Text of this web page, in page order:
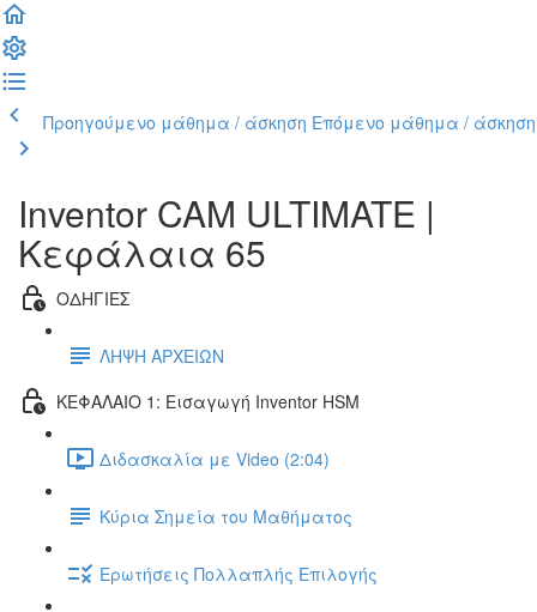
Προηγούμενο μάθημα / άσκηση Επόμενο μάθημα / άσκηση
Inventor CAM ULTIMATE |
Κεφάλαια 65
ΟΔΗΓΙΕΣ
ΛΗΨΗ ΑΡΧΕΙΩΝ
ΚΕΦΑΛΑΙΟ 1: Εισαγωγή Inventor HSM
Διδασκαλία με Video (2:04)
Κύρια Σημεία του Μαθήματος
Ερωτήσεις Πολλαπλής Επιλογής